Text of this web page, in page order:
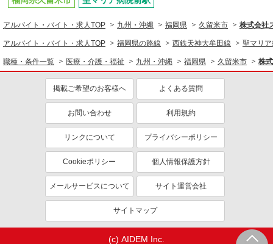
アルバイト・バイト・求人TOP 九州・沖縄 福岡県 久留米市 株式会社
アルバイト・バイト・求人TOP 福岡県の路線 西鉄天神大牟田線 聖マリ
職種・条件一覧 医療・介護・福祉 九州・沖縄 福岡県 久留米市 株
掲載ご希望のお客様へ よくある質問
お問い合わせ 利用規約
リンクについて プライバシーポリシー
Cookieポリシー 個人情報保護方針
メールサービスについて サイト運営会社
サイトマップ
(c) AIDEM Inc.